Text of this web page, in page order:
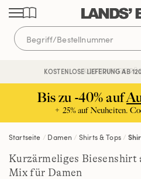
Direkt
zum
Inhalt
Direkt
zur
Navigation
Direkt
zur
Suche
KOSTENLOSE LIEFERUNG AB
KOSTENFREIE
Bis zu -40% auf
+ 25% auf Neuheiten.
Startseite Damen Shirts & Tops
Kurzärmeliges
Mix für Damen